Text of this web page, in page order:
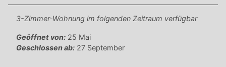
3-Zimmer-Wohnung im folgenden Zeitraum verfügbar
Geöffnet von: 25 Mai
Geschlossen ab: 27 September